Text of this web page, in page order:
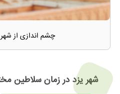
چشم اندازی از
شهر یزد در زمان سلاطین